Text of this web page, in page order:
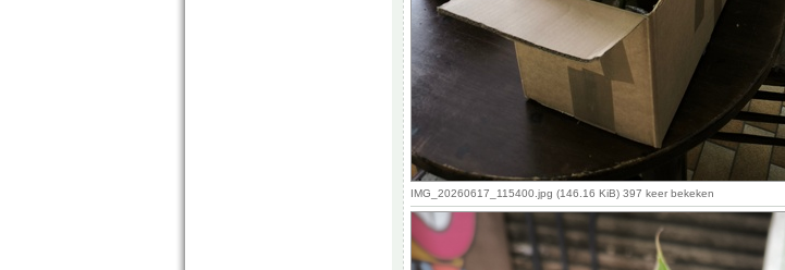
IMG_20260617_115400.jpg (146.16 KiB) 397 keer bekeken